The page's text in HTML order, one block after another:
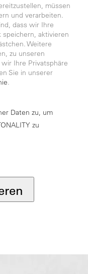
müssen
und verarbeiten.
dass wir Ihre
aktivieren
Weitere
zu unseren
Ihre Privatsphäre
Sie in unserer
.
Daten zu, um
zu